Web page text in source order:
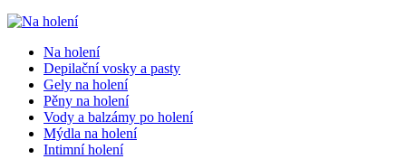
Na holení
Depilační vosky a pasty
Gely na holení
Pěny na holení
Vody a balzámy po holení
Mýdla na holení
Intimní holení